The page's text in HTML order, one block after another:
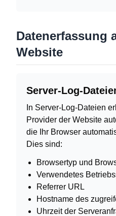
Datenerfassung
Website
Server-Log-
In Server-Log-Dateien
Provider der Website
die Ihr Browser
Dies sind:
Browsertyp und
Verwendetes
Referrer URL
Hostname des
Uhrzeit der